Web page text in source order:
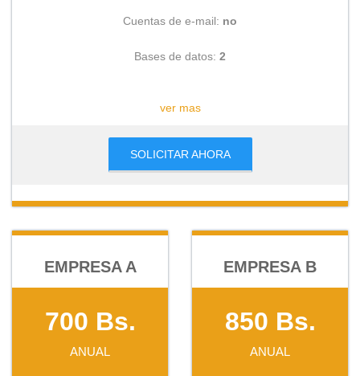
Cuentas de e-mail: no
Bases de datos: 2
ver mas
SOLICITAR AHORA
EMPRESA A
700 Bs.
ANUAL
EMPRESA B
850 Bs.
ANUAL